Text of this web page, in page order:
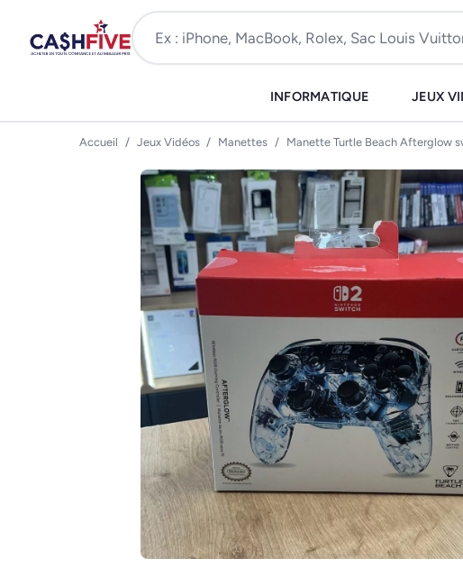
INFORMATIQUE JEUX
Accueil / Jeux Vidéos / Manettes / Manette Turtle Beach Afterglow